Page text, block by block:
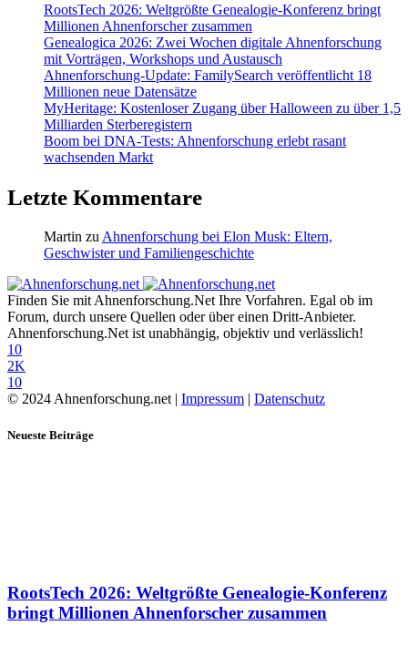
RootsTech 2026: Weltgrößte Genealogie-Konferenz bringt
Millionen Ahnenforscher zusammen
Genealogica 2026: Zwei Wochen digitale Ahnenforschung
mit Vorträgen, Workshops und Austausch
Ahnenforschung-Update: FamilySearch veröffentlicht 18
Millionen neue Datensätze
MyHeritage: Kostenloser Zugang über Halloween zu über 1,5
Milliarden Sterberegistern
Boom bei DNA-Tests: Ahnenforschung erlebt rasant
wachsenden Markt
Letzte Kommentare
Martin zu Ahnenforschung bei Elon Musk: Eltern,
Geschwister und Familiengeschichte
Finden Sie mit Ahnenforschung.Net Ihre Vorfahren. Egal ob im
Forum, durch unsere Quellen oder über einen Dritt-Anbieter.
Ahnenforschung.Net ist unabhängig, objektiv und verlässlich!
10
2K
10
© 2024 Ahnenforschung.net | Impressum | Datenschutz
Neueste Beiträge
RootsTech 2026: Weltgrößte Genealogie-Konferenz
bringt Millionen Ahnenforscher zusammen